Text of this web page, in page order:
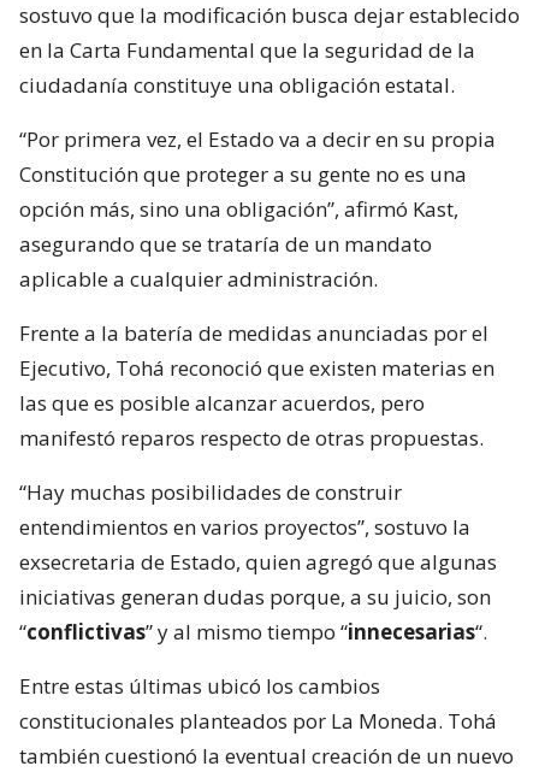
sostuvo que la modificación busca dejar establecido
en la Carta Fundamental que la seguridad de la
ciudadanía constituye una obligación estatal.
“Por primera vez, el Estado va a decir en su propia
Constitución que proteger a su gente no es una
opción más, sino una obligación”, afirmó Kast,
asegurando que se trataría de un mandato
aplicable a cualquier administración.
Frente a la batería de medidas anunciadas por el
Ejecutivo, Tohá reconoció que existen materias en
las que es posible alcanzar acuerdos, pero
manifestó reparos respecto de otras propuestas.
“Hay muchas posibilidades de construir
entendimientos en varios proyectos”, sostuvo la
exsecretaria de Estado, quien agregó que algunas
iniciativas generan dudas porque, a su juicio, son
“conflictivas” y al mismo tiempo “innecesarias“.
Entre estas últimas ubicó los cambios
constitucionales planteados por La Moneda. Tohá
también cuestionó la eventual creación de un nuevo